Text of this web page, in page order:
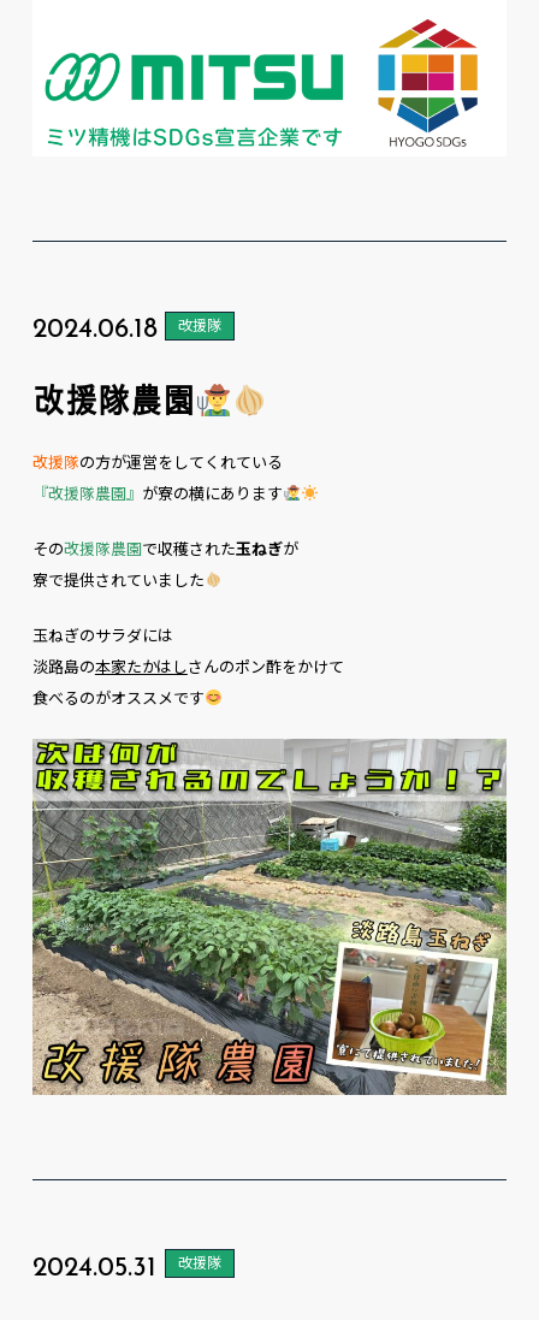
2024.06.18 改援隊
改援隊農園
改援隊の方が運営をしてくれている
『改援隊農園』 が寮の横にあります
その改援隊農園で収穫された玉ねぎが
寮で提供されていました
玉ねぎのサラダには
淡路島の本家たかはしさんのポン酢をかけて
食べるのがオススメです
2024.05.31 改援隊